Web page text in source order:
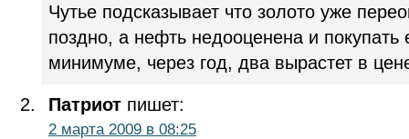
Чутье подсказывает что золото уже
поздно, а нефть недооценена и покупать
минимуме, через год, два вырастет в
Патриот пишет:
2 марта 2009 в 08:25